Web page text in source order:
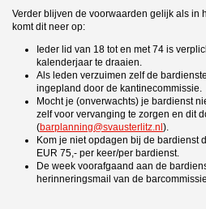
Verder blijven de voorwaarden gelijk als in
komt dit neer op:
Ieder lid van 18 tot en met 74 is
kalenderjaar te draaien.
Als leden verzuimen zelf de
ingepland door de kantinecommissie.
Mocht je (onverwachts) je bardienst
zelf voor vervanging te zorgen en dit
(barplanning@svausterlitz.nl ).
Kom je niet opdagen bij de bardienst
EUR 75,- per keer/per bardienst.
De week voorafgaand aan de
herinneringsmail van de